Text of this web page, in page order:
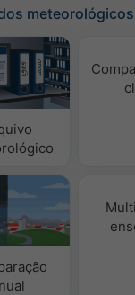
meteorológicos